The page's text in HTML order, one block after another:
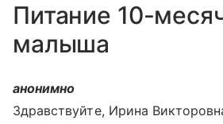
Питание 10-
малыша
анонимно
Здравствуйте, Ирина